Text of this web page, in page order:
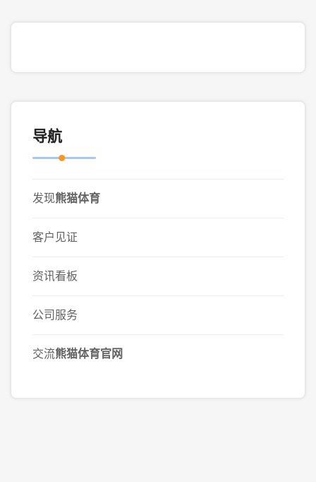
导航
发现熊猫体育
客户见证
资讯看板
公司服务
交流熊猫体育官网